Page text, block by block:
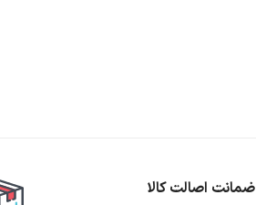
ضمانت اصالت کالا